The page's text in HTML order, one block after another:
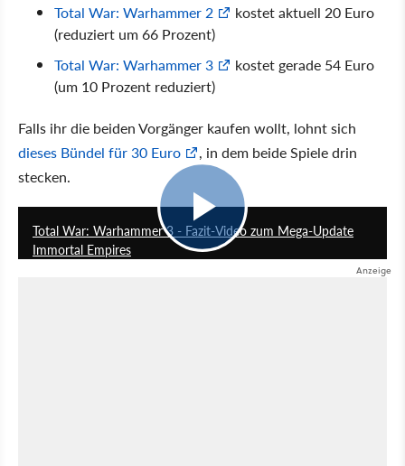
Total War: Warhammer 2
kostet aktuell 20 Euro
(reduziert um 66 Prozent)
Total War: Warhammer 3
kostet gerade 54 Euro
(um 10 Prozent reduziert)
Falls ihr die beiden Vorgänger kaufen wollt, lohnt sich
dieses Bündel für 30 Euro
, in dem beide Spiele drin
stecken.
Total War: Warhammer 3 - Fazit-Video zum Mega-Update
Immortal Empires